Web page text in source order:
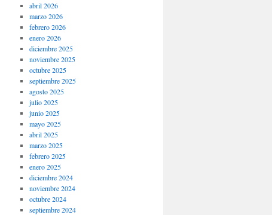
abril 2026
marzo 2026
febrero 2026
enero 2026
diciembre 2025
noviembre 2025
octubre 2025
septiembre 2025
agosto 2025
julio 2025
junio 2025
mayo 2025
abril 2025
marzo 2025
febrero 2025
enero 2025
diciembre 2024
noviembre 2024
octubre 2024
septiembre 2024